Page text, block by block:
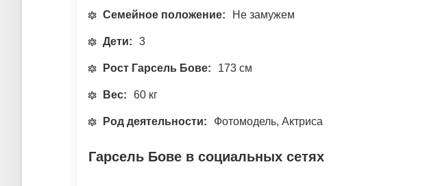
Семейное положение: Не замужем
Дети: 3
Рост Гарсель Бове: 173 см
Вес: 60 кг
Род деятельности: Фотомодель, Актриса
Гарсель Бове в социальных сетях